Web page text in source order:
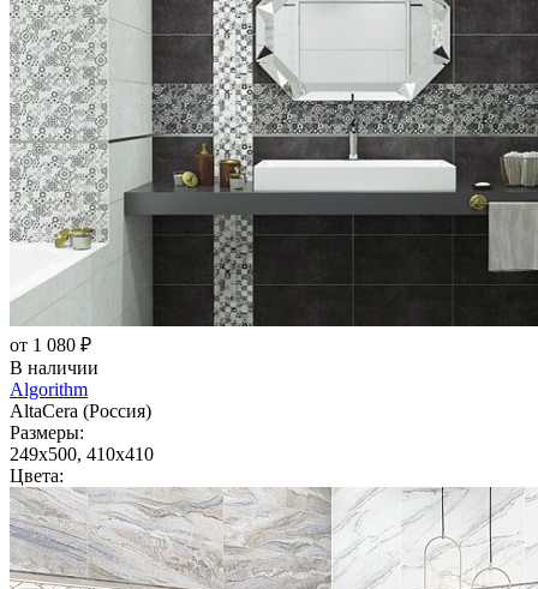
от 1 080 ₽
В наличии
Algorithm
AltaCera (Россия)
Размеры:
249x500, 410x410
Цвета: